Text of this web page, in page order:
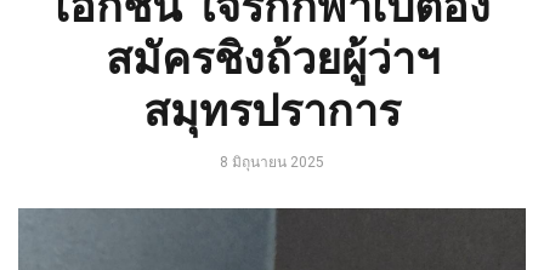
สมัครชิงถ้วยผู้ว่าฯ
สมุทรปราการ
8 มิถุนายน 2025